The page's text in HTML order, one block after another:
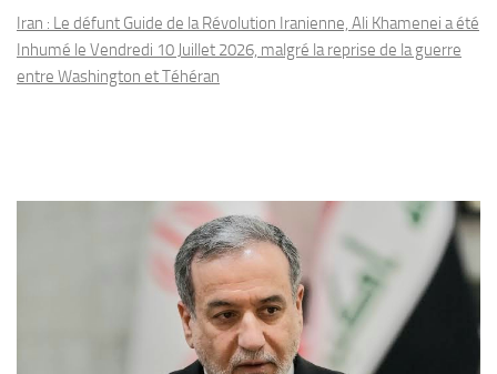
Iran : Le défunt Guide de la Révolution Iranienne, Ali Khamenei a été
Inhumé le Vendredi 10 Juillet 2026, malgré la reprise de la guerre
entre Washington et Téhéran